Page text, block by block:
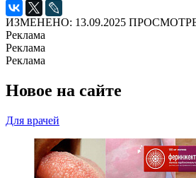
ИЗМЕНЕНО: 13.09.2025
Реклама
Реклама
Реклама
Новое на сайте
Для врачей